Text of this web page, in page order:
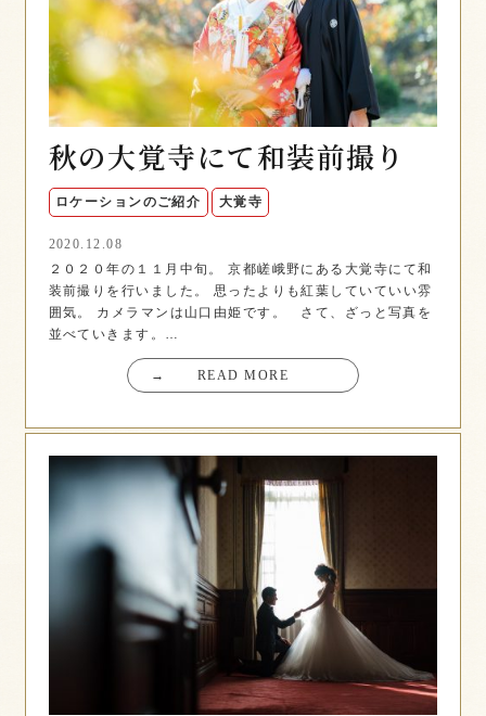
秋の大覚寺にて和装前撮り
ロケーションのご紹介 大覚寺
2020.12.08
２０２０年の１１月中旬。 京都嵯峨野にある大覚寺にて和
装前撮りを行いました。 思ったよりも紅葉していていい雰
囲気。 カメラマンは山口由姫です。 さて、ざっと写真を
並べていきます。…
→ READ MORE